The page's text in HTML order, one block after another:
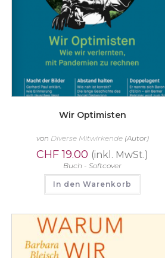
Wir Optimisten
von Diverse Mitwirkende(Autor)
CHF19.00 (inkl. MwSt.)
Buch - Softcover
In den Warenkorb